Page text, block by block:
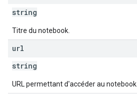
string
Titre du notebook.
url
string
URL permettant d'accéder au notebook.